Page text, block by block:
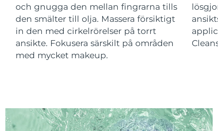
och gnugga den mellan fingrarna tills
den smälter till olja. Massera försiktigt
in den med cirkelrörelser på torrt
ansikte. Fokusera särskilt på områden
med mycket makeup.